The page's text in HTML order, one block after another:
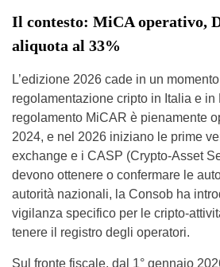
Il contesto: MiCA operativo,
aliquota al 33%
L’edizione 2026 cade in un
regolamentazione cripto in Italia e in
regolamento MiCAR è pienamente
2024, e nel 2026 iniziano le prime
exchange e i CASP (Crypto-Asset
devono ottenere o confermare le
autorità nazionali, la Consob ha
vigilanza specifico per le cripto-
tenere il registro degli operatori.
Sul fronte fiscale, dal 1° gennaio